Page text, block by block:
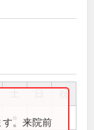
祝
す。来院前